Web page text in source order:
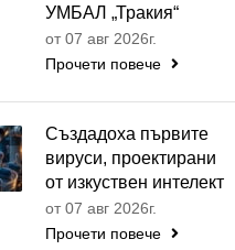
УМБАЛ „Тракия“
от 07 авг 2026г.
Прочети повече
Създадоха първите
вируси, проектирани
от изкуствен интелект
от 07 авг 2026г.
Прочети повече